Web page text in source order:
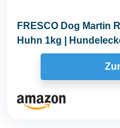
FRESCO Dog Martin
Huhn 1kg |